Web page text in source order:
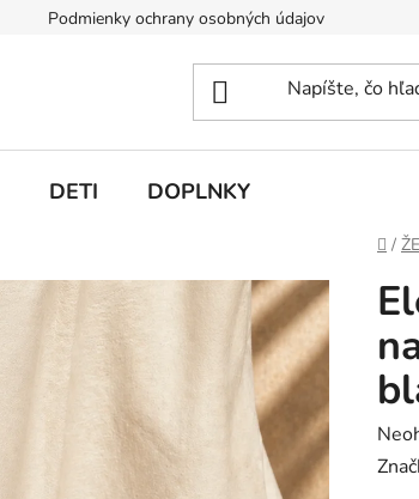
Podmienky ochrany osobných údajov
DETI DOPLNKY
/